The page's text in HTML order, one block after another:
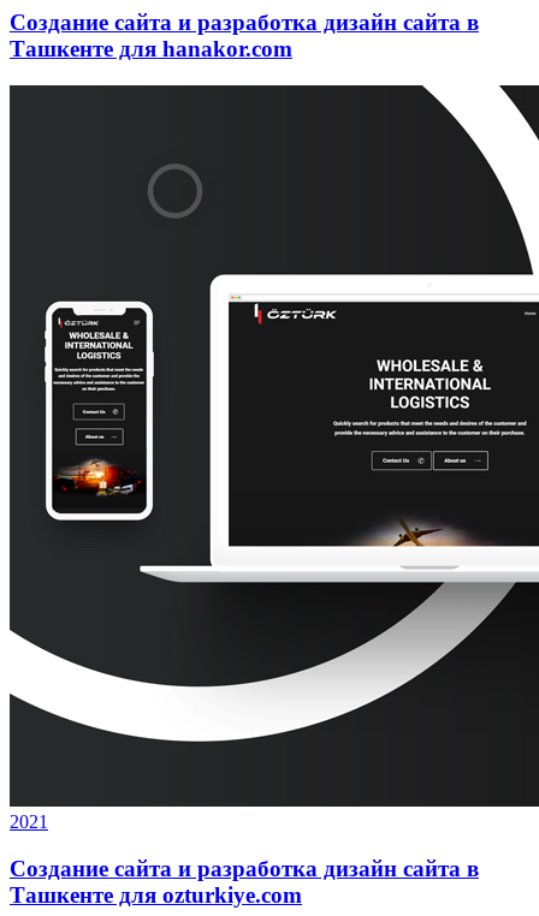
Создание сайта и разработка дизайн сайта в
Ташкенте для hanakor.com
2021
Создание сайта и разработка дизайн сайта в
Ташкенте для ozturkiye.com